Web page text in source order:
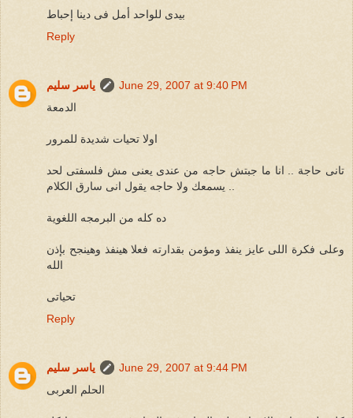
بيدى للواحد أمل فى دينا إحباط
Reply
ياسر سليم
June 29, 2007 at 9:40 PM
الدمعة
اولا تحيات شديدة للمرور
تانى حاجة .. انا ما جبتش حاجه من عندى يعنى مش فلسفتى لحد
ده كله من البرمجه اللغوية
وعلى فكرة اللى عايز ينفذ ومؤمن بقدارته فعلا هينفذ وهينجح بإذن
الله
تحياتى
Reply
ياسر سليم
June 29, 2007 at 9:44 PM
الحلم العربى